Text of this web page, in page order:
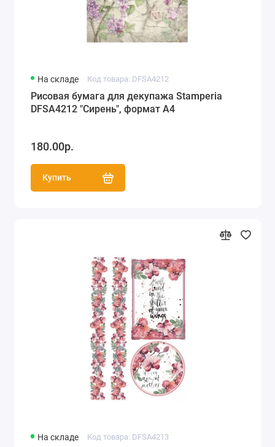
На складе Код товара: DFSA4212
Рисовая бумага для декупажа Stamperia
DFSA4212 "Сирень", формат А4
180.00р.
Купить
На складе Код товара: DFSA4213